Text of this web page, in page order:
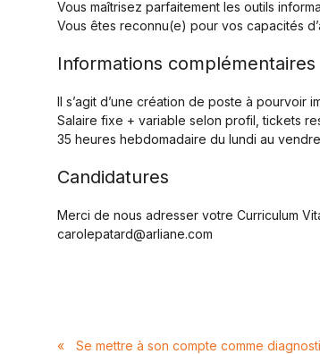
Vous maîtrisez parfaitement les outils
Vous êtes reconnu(e) pour vos capacités
Informations complémentaires
Il s’agit d’une création de poste à pourvoir
Salaire fixe + variable selon profil, tickets
35 heures hebdomadaire du lundi au
Candidatures
Merci de nous adresser votre Curriculum
carolepatard@arliane.com
« Se mettre à son compte comme